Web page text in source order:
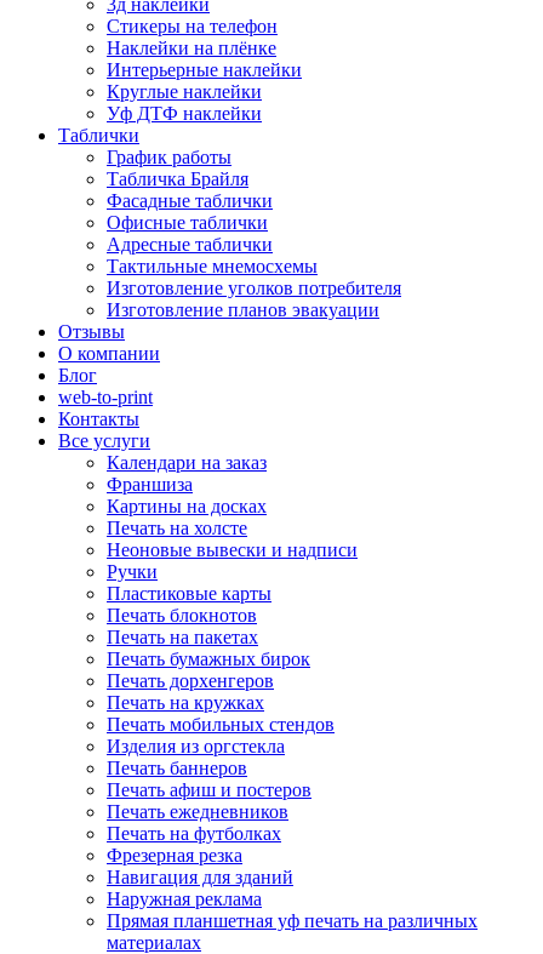
3д наклейки
Cтикеры на телефон
Наклейки на плёнке
Интерьерные наклейки
Круглые наклейки
Уф ДТФ наклейки
Таблички
График работы
Табличка Брайля
Фасадные таблички
Офисные таблички
Адресные таблички
Тактильные мнемосхемы
Изготовление уголков потребителя
Изготовление планов эвакуации
Отзывы
О компании
Блог
web-to-print
Контакты
Все услуги
Календари на заказ
Франшиза
Картины на досках
Печать на холсте
Неоновые вывески и надписи
Ручки
Пластиковые карты
Печать блокнотов
Печать на пакетах
Печать бумажных бирок
Печать дорхенгеров
Печать на кружках
Печать мобильных стендов
Изделия из оргстекла
Печать баннеров
Печать афиш и постеров
Печать ежедневников
Печать на футболках
Фрезерная резка
Навигация для зданий
Наружная реклама
Прямая планшетная уф печать на различных
материалах